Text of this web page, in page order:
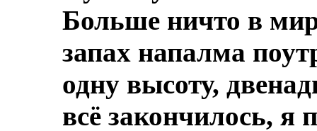
Больше ничто в
запах напалма
одну высоту,
всё закончилось, я